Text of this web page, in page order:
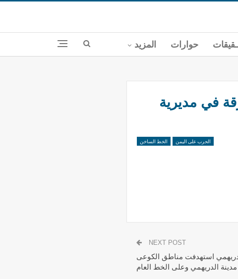
حوارات المزيد
مناطق متفرقة في مديرية
الحرب على اليمن الخط الساخن
NEXT POST
استهدفت مناطق الكوعى